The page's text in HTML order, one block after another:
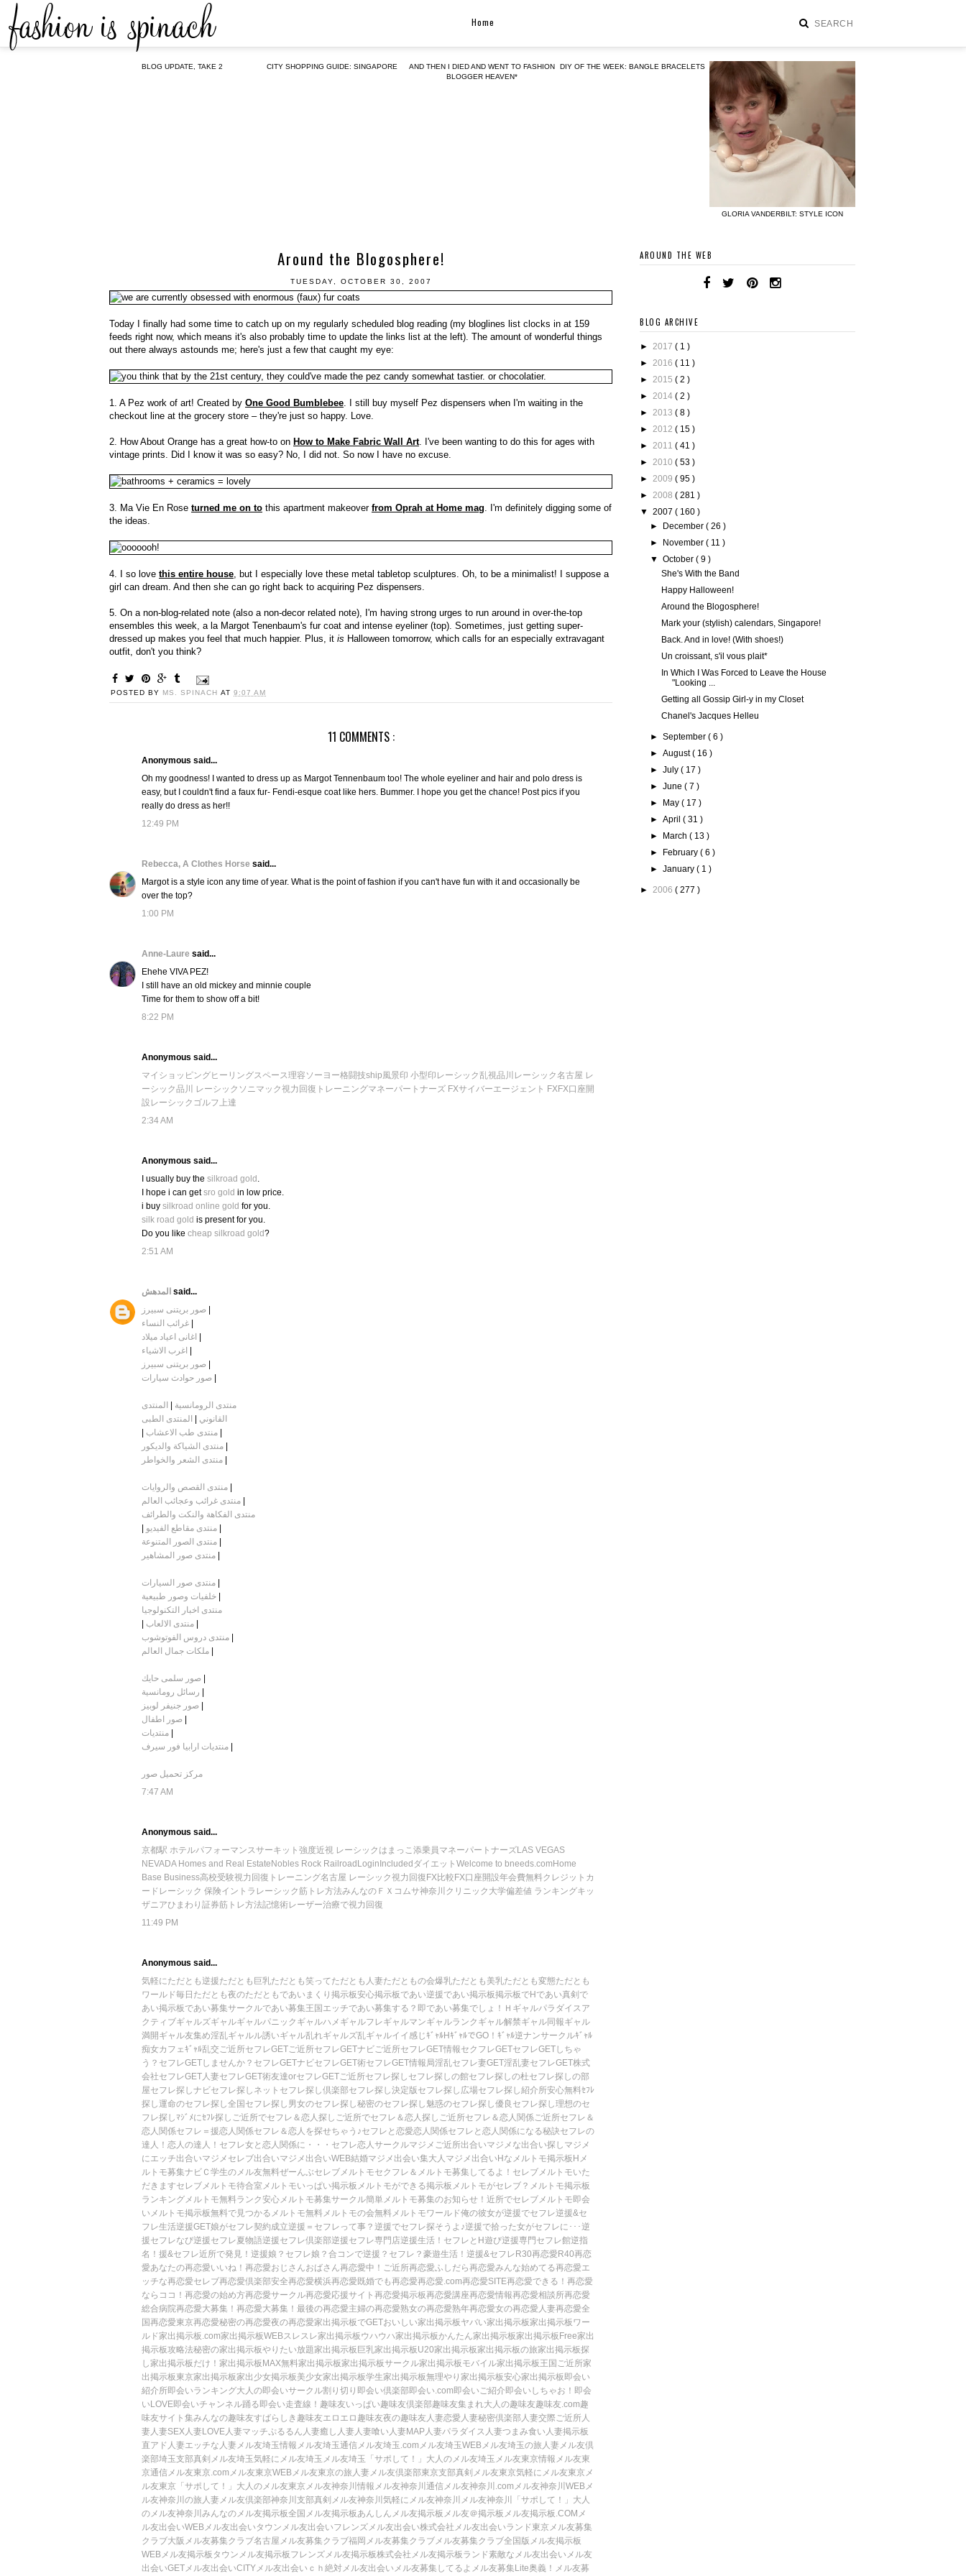
BLOG UPDATE, TAKE 2 CITY SHOPPING GUIDE: SINGAPORE
AND THEN I DIED AND WENT TO FASHION
BLOGGER HEAVEN*
DIY OF THE WEEK: BANGLE BRACELETS
GLORIA VANDERBILT: STYLE ICON
Home
Around the Blogosphere!
TUESDAY, OCTOBER 30, 2007
Today I finally had some time to catch up on my regularly scheduled blog reading (my bloglines list clocks in at 159
feeds right now, which means it's also probably time to update the links list at the left). The amount of wonderful things
out there always astounds me; here's just a few that caught my eye:
1. A Pez work of art! Created by One Good Bumblebee. I still buy myself Pez dispensers when I'm waiting in the
checkout line at the grocery store – they're just so happy. Love.
2. How About Orange has a great how-to on How to Make Fabric Wall Art. I've been wanting to do this for ages with
vintage prints. Did I know it was so easy? No, I did not. So now I have no excuse.
3. Ma Vie En Rose turned me on to this apartment makeover from Oprah at Home mag. I'm definitely digging some of
the ideas.
4. I so love this entire house, but I especially love these metal tabletop sculptures. Oh, to be a minimalist! I suppose a
girl can dream. And then she can go right back to acquiring Pez dispensers.
5. On a non-blog-related note (also a non-decor related note), I'm having strong urges to run around in over-the-top
ensembles this week, a la Margot Tenenbaum's fur coat and intense eyeliner (top). Sometimes, just getting super-
dressed up makes you feel that much happier. Plus, it is Halloween tomorrow, which calls for an especially extravagant
outfit, don't you think?
POSTED BY MS. SPINACH AT 9:07 AM
11 COMMENTS :
Anonymous said...
Oh my goodness! I wanted to dress up as Margot Tennenbaum too! The whole eyeliner and hair and polo dress is
easy, but I couldn't find a faux fur- Fendi-esque coat like hers. Bummer. I hope you get the chance! Post pics if you
really do dress as her!!
12:49 PM
Rebecca, A Clothes Horse said...
Margot is a style icon any time of year. What is the point of fashion if you can't have fun with it and occasionally be
over the top?
1:00 PM
Anne-Laure said...
Ehehe VIVA PEZ!
I still have an old mickey and minnie couple
Time for them to show off a bit!
8:22 PM
Anonymous said...
マイショッピングヒーリングスペース理容ソーヨー格闘技ship風景印 小型印 レーシック乱視品川レーシック名古屋 レ
ーシック品川 レーシック ソニマック視力回復トレーニングマネーパートナーズ FXサイバーエージェント FXFX口座開
設 レーシック ゴルフ上達
2:34 AM
Anonymous said...
I usually buy the silkroad gold .
I hope i can getsro gold in low price.
i buy silkroad online gold for you.
silk road gold is present for you.
Do you like cheap silkroad gold?
2:51 AM
said...
صور بريتنى سبيرز
غرائب النساء
اغانى اعياد ميلاد
اغرب الاشياء
صور بريتنى سبيرز
صور حوادث سيارات
منتدى الرومانسية
المنتدى
القانوني
المنتدى الطبى
منتدى طب الاعشاب
منتدى الشياكة والديكور
منتدى الشعر والخواطر
منتدى القصص والروايات
منتدى غرائب وعجائب العالم
منتدى الفكاهة والنكت والطرائف
منتدى مقاطع الفيديو
منتدى الصور المتنوعة
منتدى صور المشاهير
منتدى صور السيارات
خلفيات وصور طبيعية
منتدى اخبار التكنولوجيا
منتدى الالعاب
منتدى دروس الفوتوشوب
ملكات جمال العالم
صور سلمى حايك
رسائل رومانسية
صور جنيفر لوبيز
صور اطفال
منتديات
منتديات ارابيا فور سيرف
مركز تحميل صور
7:47 AM
Anonymous said...
京都駅 ホテルパフォーマンスサーキット 強度近視 レーシック はまっこ添乗員マネーパートナーズLAS VEGAS
NEVADA Homes and Real Estate Nobles Rock Railroad LoginIncluded ダイエット Welcome to bneeds.com Home
Base Business高校受験視力回復トレーニング名古屋 レーシック視力回復 FX比較 FX口座開設年会費無料クレジットカ
ード レーシック 保険イントラレーシック筋トレ方法みんなのＦＸ コムサ神奈川クリニック 大学偏差値 ランキングキッ
ザニアひまわり証券筋トレ方法記憶術レーザー治療で視力回復
11:49 PM
Anonymous said...
気軽にただとも 逆援ただとも 巨乳ただとも笑ってただとも 人妻ただともの会爆乳ただとも 美乳ただとも変態ただとも
ワールド毎日ただとも夜のただとも であいまくり掲示板安心掲示板であい逆援であい掲示板掲示板でHであい真剣で
あい掲示板 であい募集サークルであい募集王国 エッチであい募集する？ 即であい募集でしょ！ Ｈギャルパラダイスア
クティブギャルズギャルギャルパニック ギャルハメ ギャルフレギャルマンギャルランク ギャル解禁ギャル同報ギャル
満開 ギャル友集め淫乱ギャルル誘いギャル乱れギャルズ乱ギャルイイ感じｷﾞｬﾙHｷﾞｬﾙでGO！ ｷﾞｬﾙ逆ナンサークルｷﾞｬﾙ
痴女カフェｷﾞｬﾙ乱交ご近所セフレGETご近所セフレGETナビご近所セフレGET情報セクフレGETセフレGETしちゃ
う？ セフレGETしませんか？ セフレGETナビセフレGET術セフレGET情報局淫乱セフレ妻GET淫乱妻セフレGET株式
会社セフレGET人妻セフレGET術友達orセフレGETご近所セフレ探し セフレ探しの館セフレ探しの杜セフレ探しの部
屋セフレ探しナビセフレ探しネット セフレ探し倶楽部セフレ探し決定版セフレ探し広場セフレ探し紹介所安心無料ｾﾌﾚ
探し運命のセフレ探し全国セフレ探し 男女のセフレ探し秘密のセフレ探し 魅惑のセフレ探し優良セフレ探し理想のセ
フレ探しﾏｼﾞﾒにｾﾌﾚ探し ご近所でセフレ＆恋人探し ご近所でセフレ＆恋人探し ご近所セフレ＆恋人関係ご近所セフレ＆
恋人関係セフレ＝援恋人関係セフレ＆恋人を探せちゃう♪セフレと恋愛恋人関係セフレと恋人関係になる秘訣セフレの
達人！恋人の達人！ セフレ女と恋人関係に・・・ セフレ恋人サークルマジメご近所出合いマジメな出合い探し マジメ
にエッチ出合いマジメセレブ出合いマジメ出合いWEB結婚マジメ出会い集大人マジメ出合い Hなメルトモ掲示板 Hメ
ルトモ募集ナビ Ｃ学生のメル友無料ぜーんぶセレブメルトモセクフレ＆メルトモ募集してるよ！ セレブメルトモいた
だきますセレブメルトモ待合室 メルトモいっぱい掲示板 メルトモができる掲示板 メルトモがセレブ？ メルトモ掲示板
ランキングメルトモ無料ランク安心メルトモ募集サークル簡単メルトモ募集のお知らせ！ 近所でセレブメルトモ 即会
いメルトモ掲示板無料で見つかるメルトモ無料メルトモの会無料メルトモワールド俺の彼女が逆援でセフレ逆援&セ
フレ生活逆援GET娘がセフレ契約成立逆援＝セフレって事？ 逆援でセフレ探そうよ♪逆援で拾った女がセフレに･･･ 逆
援セフレなび逆援セフレ夏物語逆援セフレ倶楽部逆援セフレ専門店逆援生活！セフレとH遊び逆援専門セフレ館逆指
名！援&セフレ近所で発見！逆援娘？セフレ娘？ 合コンで逆援？セフレ？ 豪遊生活！逆援&セフレ R30再恋愛 R40再恋
愛あなたの再恋愛いいね！再恋愛おじさんおばさん再恋愛中！ ご近所再恋愛ふしだら再恋愛みんな始めてる再恋愛エ
ッチな再恋愛セレブ再恋愛倶楽部安全再恋愛横浜再恋愛 既婚でも再恋愛再恋愛.com再恋愛SITE再恋愛できる！ 再恋愛
ならココ！ 再恋愛の始め方再恋愛サークル再恋愛応援サイト 再恋愛掲示板再恋愛講座再恋愛情報再恋愛相談所再恋愛
総合病院再恋愛大募集！ 再恋愛大募集！ 最後の再恋愛主婦の再恋愛熟女の再恋愛熟年再恋愛女の再恋愛 人妻再恋愛全
国再恋愛東京再恋愛秘密の再恋愛夜の再恋愛家出掲示板でGETおいしい家出掲示板 ヤバい家出掲示板家出掲示板ワー
ルド家出掲示板.com家出掲示板WEBスレスレ家出掲示板 ウハウハ家出掲示板かんたん家出掲示板家出掲示板Free家出
掲示板攻略法秘密の家出掲示板やりたい放題家出掲示板 巨乳家出掲示板 U20家出掲示板家出掲示板の旅家出掲示板探
し家出掲示板だけ！ 家出掲示板MAX無料家出掲示板家出掲示板サークル家出掲示板モバイル家出掲示板王国 ご近所家
出掲示板 東京家出掲示板家出少女掲示板 美少女家出掲示板学生家出掲示板無理やり家出掲示板安心家出掲示板 即会い
紹介所即会いランキング大人の即会いサークル割り切り即会い倶楽部 即会い.com 即会いご紹介 即会いしちゃお！ 即会
いLOVE即会いチャンネル踊る即会い走査線！ 趣味友いっぱい趣味友倶楽部趣味友集まれ大人の趣味友趣味友.com趣
味友サイト集みんなの趣味友すばらしき趣味友エロエロ趣味友夜の趣味友 人妻恋愛 人妻秘密倶楽部 人妻交際ご近所人
妻 人妻SEX人妻LOVE人妻マッチぷるるん人妻癒し人妻 人妻喰い 人妻MAP人妻パラダイス 人妻つまみ食い 人妻掲示板
直アド人妻エッチな人妻 メル友埼玉情報 メル友埼玉通信メル友埼玉.com メル友埼玉WEBメル友埼玉の旅 人妻メル友倶
楽部埼玉支部真剣メル友埼玉気軽にメル友埼玉 メル友埼玉「サポして！」 大人のメル友埼玉 メル友東京情報 メル友東
京通信メル友東京.com メル友東京WEBメル友東京の旅 人妻メル友倶楽部東京支部真剣メル友東京気軽にメル友東京メ
ル友東京「サポして！」 大人のメル友東京メル友神奈川情報 メル友神奈川通信メル友神奈川.com メル友神奈川WEBメ
ル友神奈川の旅 人妻メル友倶楽部神奈川支部真剣メル友神奈川 気軽にメル友神奈川 メル友神奈川「サポして！」 大人
のメル友神奈川 みんなのメル友掲示板全国メル友掲示板あんしんメル友掲示板 メル友＠掲示板 メル友掲示板.COM メ
ル友出会いWEBメル友出会いタウン メル友出会いフレンズメル友出会い株式会社 メル友出会いランド 東京メル友募集
クラブ大阪メル友募集クラブ名古屋メル友募集クラブ福岡メル友募集クラブメル友募集クラブ全国版 メル友掲示板
WEBメル友掲示板タウン メル友掲示板フレンズメル友掲示板株式会社 メル友掲示板ランド素敵なメル友出会い メル友
出会いGETメル友出会いCITYメル友出会いｃｈ 絶対メル友出会い メル友募集してるよ メル友募集Lite奥義！メル友募
AROUND THE WEB
BLOG ARCHIVE
► 2017 ( 1 )
► 2016 ( 11 )
► 2015 ( 2 )
► 2014 ( 2 )
► 2013 ( 8 )
► 2012 ( 15 )
► 2011 ( 41 )
► 2010 ( 53 )
► 2009 ( 95 )
► 2008 ( 281 )
▼ 2007 ( 160 )
►
December( 26 )
►
November( 11 )
▼October( 9 )
She's With the Band
Happy Halloween!
Around the Blogosphere!
Mark your (stylish) calendars, Singapore!
Back. And in love! (With shoes!)
Un croissant, s'il vous plait*
In Which I Was Forced to Leave the House
"Looking ...
Getting all Gossip Girl-y in my Closet
Chanel's Jacques Helleu
►September( 6 )
►August( 16 )
►July( 17 )
►June( 7 )
►
May( 17 )
►April( 31 )
►
March( 13 )
►
February( 6 )
►January( 1 )
► 2006 ( 277 )